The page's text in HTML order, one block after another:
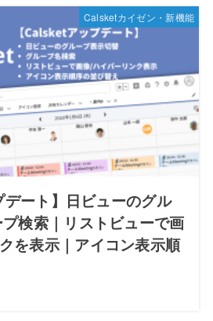
Calsketカイゼン・新機能
デート】日ビューのグル
検索｜リストビューで画
を表示｜アイコン表示順